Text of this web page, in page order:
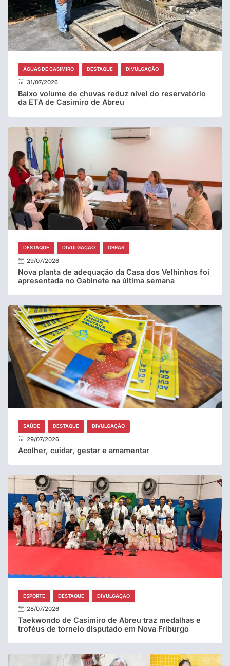
ÁGUAS DE CASIMIRO DESTAQUE DIVULGAÇÃO
31/07/2026
Baixo volume de chuvas reduz nível do reservatório
da ETA de Casimiro de Abreu
DESTAQUE DIVULGAÇÃO OBRAS
29/07/2026
Nova planta de adequação da Casa dos Velhinhos foi
apresentada no Gabinete na última semana
SAÚDE DESTAQUE DIVULGAÇÃO
29/07/2026
Acolher, cuidar, gestar e amamentar
ESPORTE DESTAQUE DIVULGAÇÃO
28/07/2026
Taekwondo de Casimiro de Abreu traz medalhas e
troféus de torneio disputado em Nova Friburgo